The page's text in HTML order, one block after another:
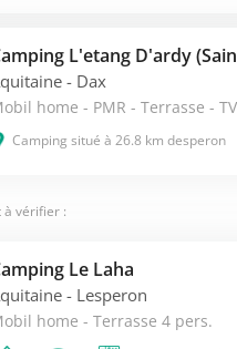
- Dax
home - PMR - Terrasse -
Camping situé à 26.8 km desperon
à vérifier :
Le Laha
- Lesperon
home - Terrasse 4 pers.